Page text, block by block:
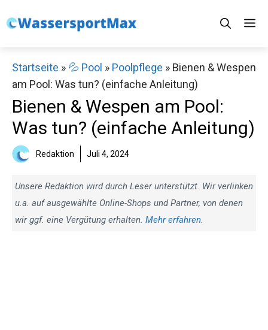
Inhalt
Startseite » 💦 Pool » Poolpflege » Bienen & Wespen
am Pool: Was tun? (einfache Anleitung)
Bienen & Wespen am Pool:
Was tun? (einfache Anleitung)
Redaktion Juli 4, 2024
Unsere Redaktion wird durch Leser unterstützt. Wir verlinken
u.a. auf ausgewählte Online-Shops und Partner, von denen
wir ggf. eine Vergütung erhalten. Mehr erfahren.